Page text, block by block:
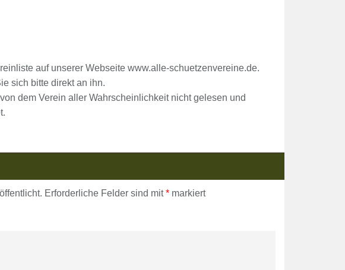
auf unserer Webseite www.alle-schuetzenvereine.de.
sich bitte direkt an ihn.
dem Verein aller Wahrscheinlichkeit nicht gelesen und
Erforderliche Felder sind mit* markiert